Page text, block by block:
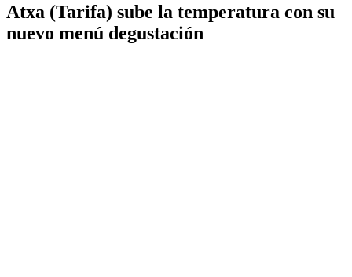
Atxa (Tarifa) sube la temperatura con su
nuevo menú degustación